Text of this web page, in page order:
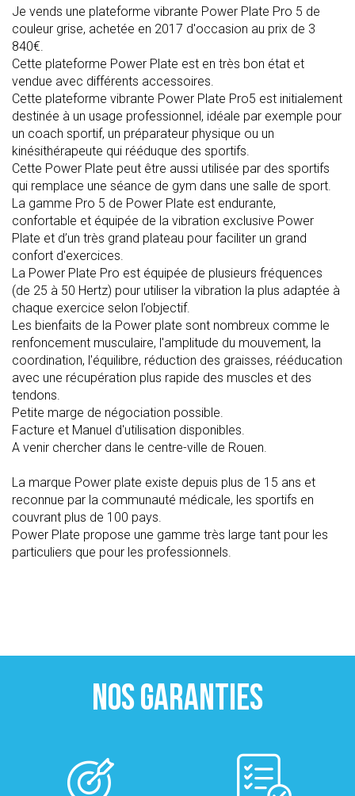
Je vends une plateforme vibrante Power Plate Pro 5 de
couleur grise, achetée en 2017 d'occasion au prix de 3
840€.
Cette plateforme Power Plate est en très bon état et
vendue avec différents accessoires.
Cette plateforme vibrante Power Plate Pro5 est initialement
destinée à un usage professionnel, idéale par exemple pour
un coach sportif, un préparateur physique ou un
kinésithérapeute qui rééduque des sportifs.
Cette Power Plate peut être aussi utilisée par des sportifs
qui remplace une séance de gym dans une salle de sport.
La gamme Pro 5 de Power Plate est endurante,
confortable et équipée de la vibration exclusive Power
Plate et d’un très grand plateau pour faciliter un grand
confort d'exercices.
La Power Plate Pro est équipée de plusieurs fréquences
(de 25 à 50 Hertz) pour utiliser la vibration la plus adaptée à
chaque exercice selon l’objectif.
Les bienfaits de la Power plate sont nombreux comme le
renfoncement musculaire, l'amplitude du mouvement, la
coordination, l'équilibre, réduction des graisses, rééducation
avec une récupération plus rapide des muscles et des
tendons.
Petite marge de négociation possible.
Facture et Manuel d'utilisation disponibles.
A venir chercher dans le centre-ville de Rouen.
La marque Power plate existe depuis plus de 15 ans et
reconnue par la communauté médicale, les sportifs en
couvrant plus de 100 pays.
Power Plate propose une gamme très large tant pour les
particuliers que pour les professionnels.
NOS GARANTIES